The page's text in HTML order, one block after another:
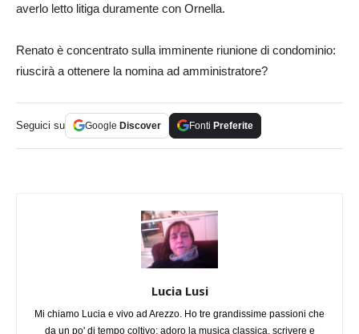
averlo letto litiga duramente con Ornella.
Renato è concentrato sulla imminente riunione di condominio:
riuscirà a ottenere la nomina ad amministratore?
Seguici su Google Discover Fonti Preferite
Lucia Lusi
Mi chiamo Lucia e vivo ad Arezzo. Ho tre grandissime passioni che
da un po' di tempo coltivo: adoro la musica classica, scrivere e